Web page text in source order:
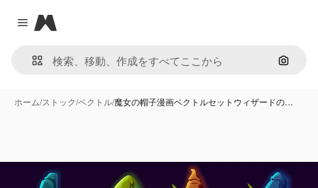
Close menu
Magnific
画像で
ホーム/ストック/ベクトル/魔女の帽子漫画ベクトルセットウィザードの…